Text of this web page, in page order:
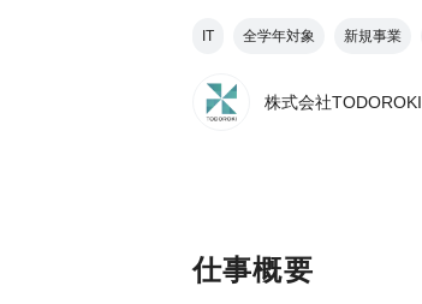
IT 全学年対象 新規事業
株式会社TODOROKI
仕事概要